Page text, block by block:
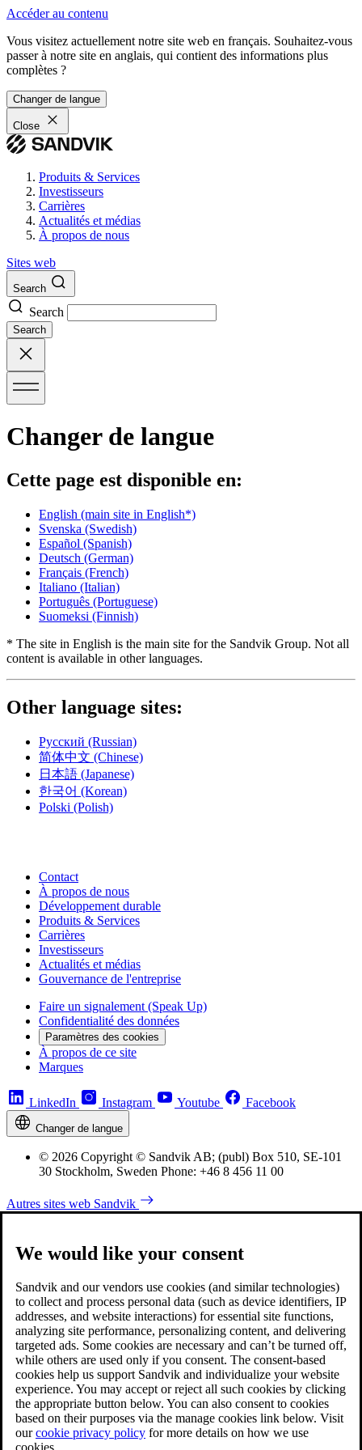
Accéder au contenu
Vous visitez actuellement notre site web en français. Souhaitez-vous
passer à notre site en anglais, qui contient des informations plus
complètes ?
Changer de langue
Close
Produits & Services
Investisseurs
Carrières
Actualités et médias
À propos de nous
Sites web
Search
Search
Search
Changer de langue
Cette page est disponible en:
English (main site in English*)
Svenska (Swedish)
Español (Spanish)
Deutsch (German)
Français (French)
Italiano (Italian)
Português (Portuguese)
Suomeksi (Finnish)
* The site in English is the main site for the Sandvik Group. Not all
content is available in other languages.
Other language sites:
Русский (Russian)
简体中文 (Chinese)
日本語 (Japanese)
한국어 (Korean)
Polski (Polish)
Contact
À propos de nous
Développement durable
Produits & Services
Carrières
Investisseurs
Actualités et médias
Gouvernance de l'entreprise
Faire un signalement (Speak Up)
Confidentialité des données
Paramètres des cookies
À propos de ce site
Marques
LinkedIn Instagram Youtube Facebook
Changer de langue
© 2026 Copyright © Sandvik AB; (publ) Box 510, SE-101
30 Stockholm, Sweden Phone: +46 8 456 11 00
Autres sites web Sandvik
We would like your consent
Sandvik and our vendors use cookies (and similar technologies)
to collect and process personal data (such as device identifiers, IP
addresses, and website interactions) for essential site functions,
analyzing site performance, personalizing content, and delivering
targeted ads. Some cookies are necessary and can’t be turned off,
while others are used only if you consent. The consent-based
cookies help us support Sandvik and individualize your website
experience. You may accept or reject all such cookies by clicking
the appropriate button below. You can also consent to cookies
based on their purposes via the manage cookies link below. Visit
ourcookie privacy policy for more details on how we use